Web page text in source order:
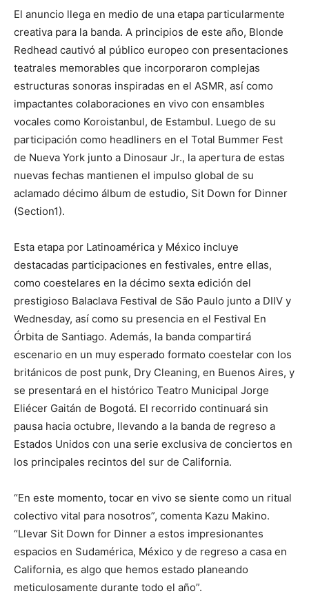
El anuncio llega en medio de una etapa particularmente
creativa para la banda. A principios de este año, Blonde
Redhead cautivó al público europeo con presentaciones
teatrales memorables que incorporaron complejas
estructuras sonoras inspiradas en el ASMR, así como
impactantes colaboraciones en vivo con ensambles
vocales como Koroistanbul, de Estambul. Luego de su
participación como headliners en el Total Bummer Fest
de Nueva York junto a Dinosaur Jr., la apertura de estas
nuevas fechas mantienen el impulso global de su
aclamado décimo álbum de estudio, Sit Down for Dinner
(Section1).
Esta etapa por Latinoamérica y México incluye
destacadas participaciones en festivales, entre ellas,
como coestelares en la décimo sexta edición del
prestigioso Balaclava Festival de São Paulo junto a DIIV y
Wednesday, así como su presencia en el Festival En
Órbita de Santiago. Además, la banda compartirá
escenario en un muy esperado formato coestelar con los
británicos de post punk, Dry Cleaning, en Buenos Aires, y
se presentará en el histórico Teatro Municipal Jorge
Eliécer Gaitán de Bogotá. El recorrido continuará sin
pausa hacia octubre, llevando a la banda de regreso a
Estados Unidos con una serie exclusiva de conciertos en
los principales recintos del sur de California.
“En este momento, tocar en vivo se siente como un ritual
colectivo vital para nosotros”, comenta Kazu Makino.
“Llevar Sit Down for Dinner a estos impresionantes
espacios en Sudamérica, México y de regreso a casa en
California, es algo que hemos estado planeando
meticulosamente durante todo el año”.